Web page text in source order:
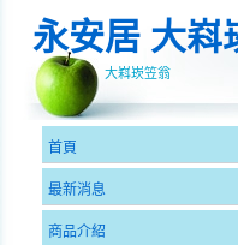
永安居 大嵙
大嵙崁笠翁
首頁
最新消息
商品介紹